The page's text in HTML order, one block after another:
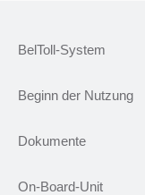
BelToll-System
Beginn der Nutzung
Dokumente
On-Board-Unit